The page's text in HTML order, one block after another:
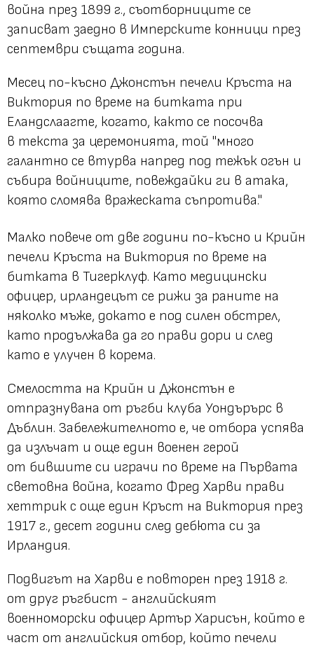
война през 1899 г., съотборниците се
записват заедно в Имперските конници през
септември същата година.
Месец по-късно Джонстън печели Кръста на
Виктория по време на битката при
Еландслаагте, когато, както се посочва
в текста за церемонията, той "много
галантно се втурва напред под тежък огън и
събира войниците, повеждайки ги в атака,
която сломява вражеската съпротива."
Малко повече от две години по-късно и Крийн
печели Kръстa на Виктория по време на
битката в Тигерклуф. Като медицински
офицер, ирландецът се рижи за раните на
няколко мъже, докато е под силен обстрел,
като продължава да го прави дори и след
като е улучен в корема.
Смелостта на Крийн и Джонстън е
отпразнувана от ръгби клуба Уондърърс в
Дъблин. Забележителното е, че отбора успява
да излъчат и още един военен герой
от бившите си играчи по време на Първата
световна война, когато Фред Харви прави
хеттрик с още един Кръст на Виктория през
1917 г., десет години след дебюта си за
Ирландия.
Подвигът на Харви е повторен през 1918 г.
от друг ръгбист - английският
военноморски офицер Артър Харисън, който е
част от английския отбор, който печели